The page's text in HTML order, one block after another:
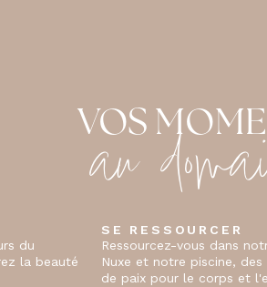
VOS
au
notre spa
des havres
SE DELECTER
Déguster nos cocktails
parfaits pour un moment
plaisir et de convivialité.